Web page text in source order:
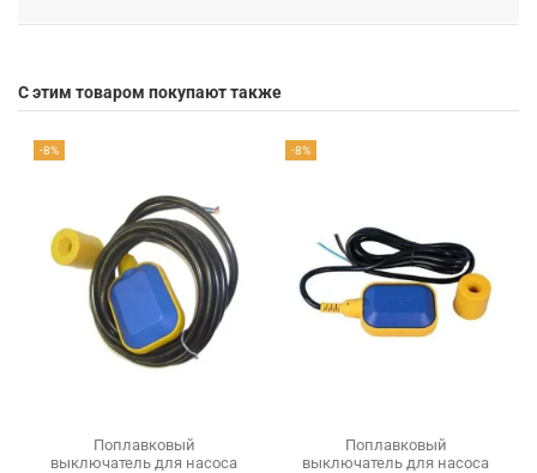
С этим товаром покупают также
-8%
Поплавковый
выключатель для насоса
-8%
Поплавковый
выключатель для насоса